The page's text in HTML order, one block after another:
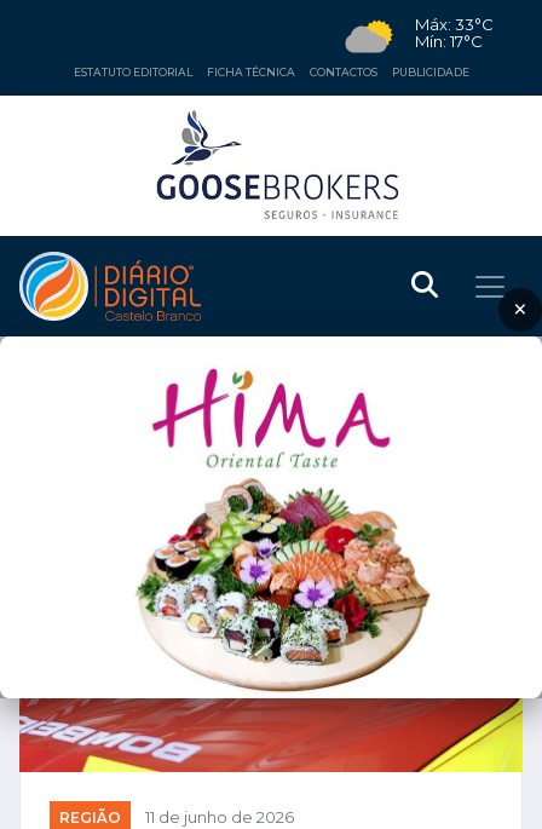
Máx: 33°C
Mín: 17°C
ESTATUTO EDITORIAL FICHA TÉCNICA CONTACTOS PUBLICIDADE
×
REGIÃO 11 de junho de 2026